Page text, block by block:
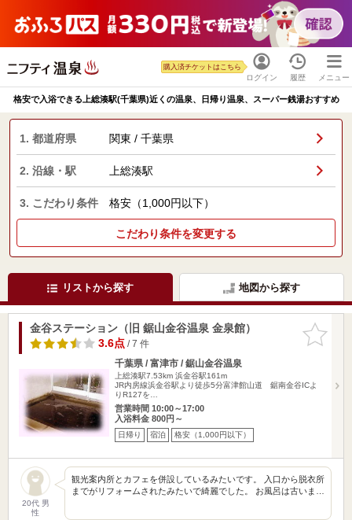
ログイン
購入済チケットはこちら
履歴 メニュー
格安で入浴できる上総湊駅(千葉県)近くの温泉、日帰り温泉、スーパー銭湯おすすめ
1. 都道府県 関東 / 千葉県
2. 沿線・駅 上総湊駅
3. こだわり条件 格安（1,000円以下）
こだわり条件を変更する
リストから探す 地図から探す
お気に入
りに追加
金谷ステーション（旧 鋸山金谷温泉 金泉館）
3.6点/ 7 件
千葉県 / 富津市 / 鋸山金谷温泉
上総湊駅7.53km 浜金谷駅161m
JR内房線浜金谷駅より徒歩5分富津館山道 鋸南金谷ICよ
りR127を…
営業時間 10:00～17:00
入浴料金 800円～
日帰り 宿泊 格安（1,000円以下）
20代 男
性
観光案内所とカフェを併設しているみたいです。 入口から脱衣所
までがリフォームされたみたいで綺麗でした。 お風呂は古いま…